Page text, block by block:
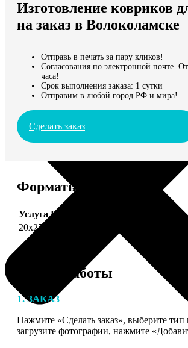
Мы доставляем по всему миру
Продолжить без города
Изготовление ковриков
на заказ в Волоколамске
Отправь в печать за пару кликов!
Согласования по электронной почте.
часа!
Срок выполнения заказа: 1 сутки
Отправим в любой город РФ и мира!
Сделать заказ
Форматы и цены
Услуга Цена, руб.
20х25
Этапы работы
1. ЗАКАЗ
Нажмите «Сделать заказ», выберите
загрузите фотографии, нажмите